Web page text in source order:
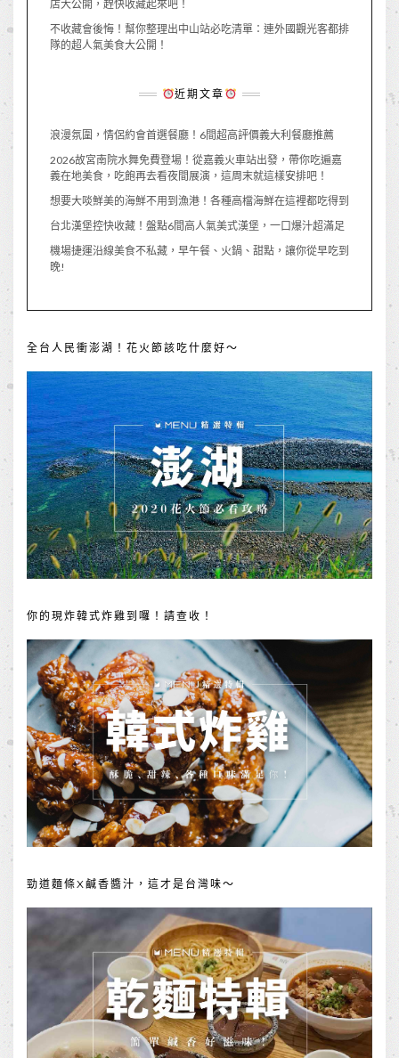
店大公開，趕快收藏起來吧！
不收藏會後悔！幫你整理出中山站必吃清單：連外國觀光客都排
隊的超人氣美食大公開！
近期文章
浪漫氛圍，情侶約會首選餐廳！6間超高評價義大利餐廳推薦
2026故宮南院水舞免費登場！從嘉義火車站出發，帶你吃遍嘉
義在地美食，吃飽再去看夜間展演，這周末就這樣安排吧！
想要大啖鮮美的海鮮不用到漁港！各種高檔海鮮在這裡都吃得到
台北漢堡控快收藏！盤點6間高人氣美式漢堡，一口爆汁超滿足
機場捷運沿線美食不私藏，早午餐、火鍋、甜點，讓你從早吃到
晚!
全台人民衝澎湖！花火節該吃什麼好～
你的現炸韓式炸雞到囉！請查收！
勁道麵條X鹹香醬汁，這才是台灣味～